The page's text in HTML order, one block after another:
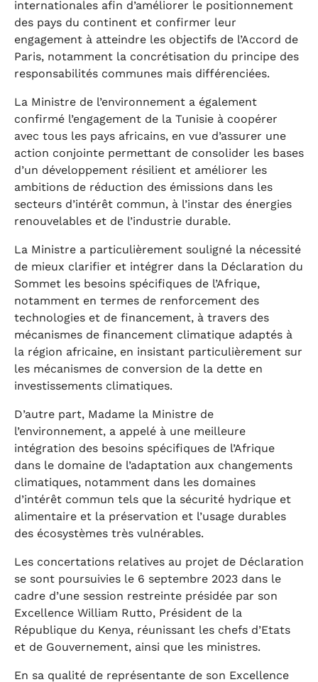
internationales afin d’améliorer le positionnement
des pays du continent et confirmer leur
engagement à atteindre les objectifs de l’Accord de
Paris, notamment la concrétisation du principe des
responsabilités communes mais différenciées.
La Ministre de l’environnement a également
confirmé l’engagement de la Tunisie à coopérer
avec tous les pays africains, en vue d’assurer une
action conjointe permettant de consolider les bases
d’un développement résilient et améliorer les
ambitions de réduction des émissions dans les
secteurs d’intérêt commun, à l’instar des énergies
renouvelables et de l’industrie durable.
La Ministre a particulièrement souligné la nécessité
de mieux clarifier et intégrer dans la Déclaration du
Sommet les besoins spécifiques de l’Afrique,
notamment en termes de renforcement des
technologies et de financement, à travers des
mécanismes de financement climatique adaptés à
la région africaine, en insistant particulièrement sur
les mécanismes de conversion de la dette en
investissements climatiques.
D’autre part, Madame la Ministre de
l’environnement, a appelé à une meilleure
intégration des besoins spécifiques de l’Afrique
dans le domaine de l’adaptation aux changements
climatiques, notamment dans les domaines
d’intérêt commun tels que la sécurité hydrique et
alimentaire et la préservation et l’usage durables
des écosystèmes très vulnérables.
Les concertations relatives au projet de Déclaration
se sont poursuivies le 6 septembre 2023 dans le
cadre d’une session restreinte présidée par son
Excellence William Rutto, Président de la
République du Kenya, réunissant les chefs d’Etats
et de Gouvernement, ainsi que les ministres.
En sa qualité de représentante de son Excellence